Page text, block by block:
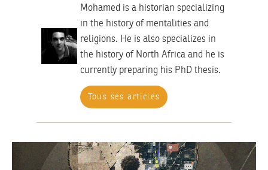
Mohamed is a historian specializing
in the history of mentalities and
religions. He is also specializes in
the history of North Africa and he is
currently preparing his PhD thesis.
Tous ses articles